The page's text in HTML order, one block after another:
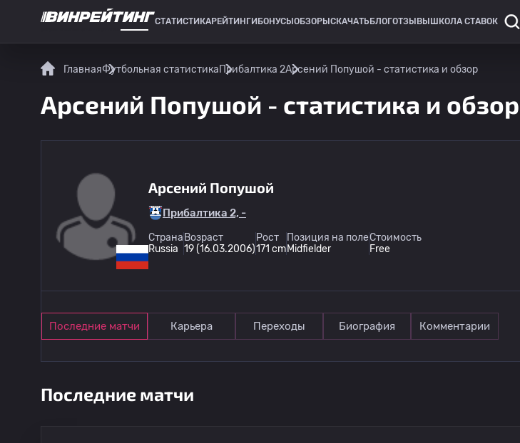
СТАТИСТИКАРЕЙТИНГИ БОНУСЫ ОБЗОРЫ СКАЧАТЬ БЛОГОТЗЫВЫ ШКОЛА СТАВОК
ГлавнаяФутбольная статистикаПрибалтика 2Арсений Попушой - статистика и обзор
Арсений Попушой - статистика и обзор
Арсений Попушой
Прибалтика 2, -
Страна
Russia
Возраст
19 (16.03.2006)
Рост
171 cm
Позиция на поле
Midfielder
Стоимость
Free
Последние матчи Карьера Переходы Биография Комментарии
Последние матчи